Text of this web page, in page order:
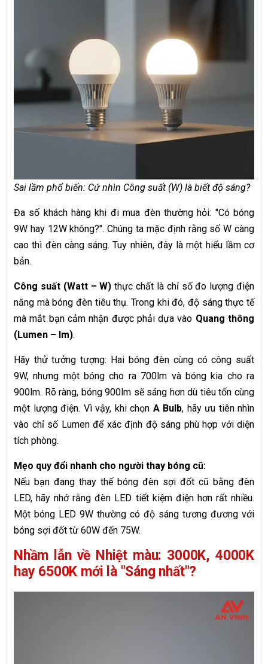
Sai lầm phổ biến: Cứ nhìn Công suất (W) là biết độ sáng?
Đa số khách hàng khi đi mua đèn thường hỏi: "Có bóng
9W hay 12W không?". Chúng ta mặc định rằng số W càng
cao thì đèn càng sáng. Tuy nhiên, đây là một hiểu lầm cơ
bản.
Công suất (Watt – W) thực chất là chỉ số đo lượng điện
năng mà bóng đèn tiêu thụ. Trong khi đó, độ sáng thực tế
mà mắt bạn cảm nhận được phải dựa vào Quang thông
(Lumen – lm).
Hãy thử tưởng tượng: Hai bóng đèn cùng có công suất
9W, nhưng một bóng cho ra 700lm và bóng kia cho ra
900lm. Rõ ràng, bóng 900lm sẽ sáng hơn dù tiêu tốn cùng
một lượng điện. Vì vậy, khi chọn A Bulb, hãy ưu tiên nhìn
vào chỉ số Lumen để xác định độ sáng phù hợp với diện
tích phòng.
Mẹo quy đổi nhanh cho người thay bóng cũ:
Nếu bạn đang thay thế bóng đèn sợi đốt cũ bằng đèn
LED, hãy nhớ rằng đèn LED tiết kiệm điện hơn rất nhiều.
Một bóng LED 9W thường có độ sáng tương đương với
bóng sợi đốt từ 60W đến 75W.
Nhầm lẫn về Nhiệt màu: 3000K, 4000K
hay 6500K mới là "Sáng nhất"?